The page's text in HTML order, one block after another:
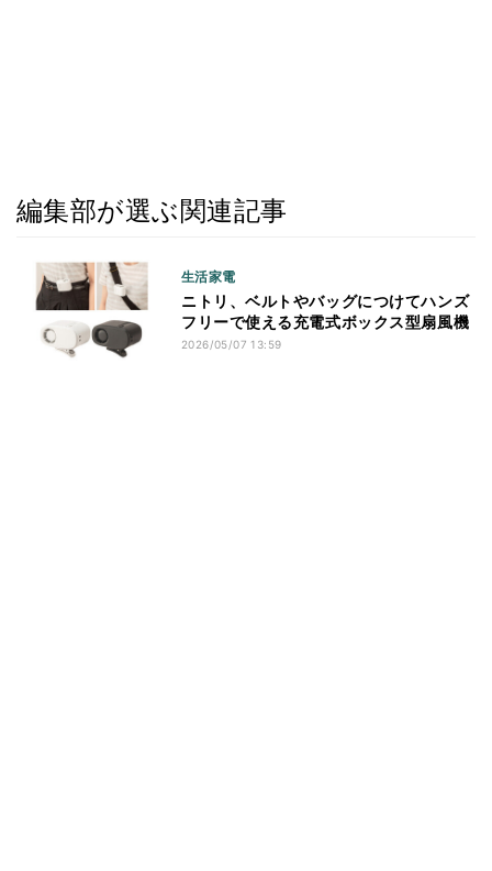
編集部が選ぶ関連記事
生活家電
ニトリ、ベルトやバッグにつけてハンズ
フリーで使える充電式ボックス型扇風機
2026/05/07 13:59